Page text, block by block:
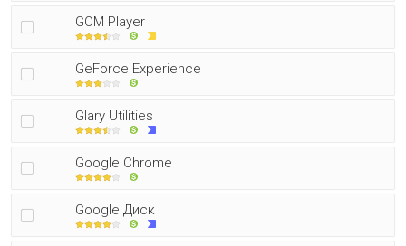
GOM Player
GeForce Experience
Glary Utilities
Google Chrome
Google Диск